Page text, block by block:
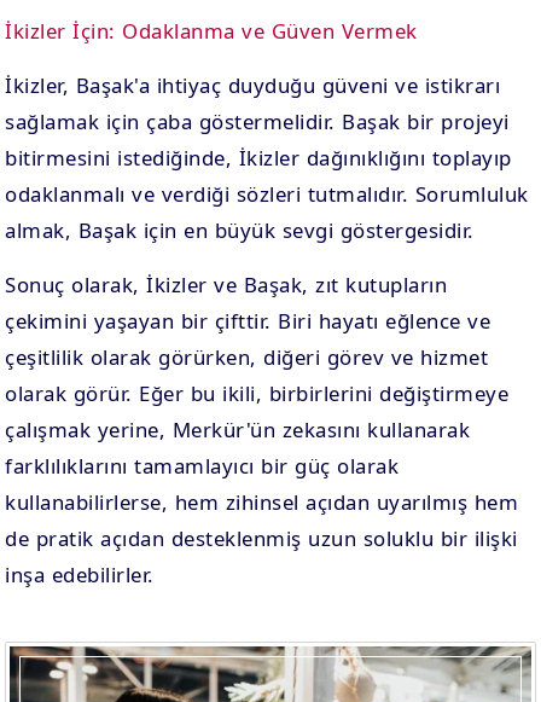
İkizler İçin: Odaklanma ve Güven Vermek
İkizler, Başak'a ihtiyaç duyduğu güveni ve istikrarı
sağlamak için çaba göstermelidir. Başak bir projeyi
bitirmesini istediğinde, İkizler dağınıklığını toplayıp
odaklanmalı ve verdiği sözleri tutmalıdır. Sorumluluk
almak, Başak için en büyük sevgi göstergesidir.
Sonuç olarak, İkizler ve Başak, zıt kutupların
çekimini yaşayan bir çifttir. Biri hayatı eğlence ve
çeşitlilik olarak görürken, diğeri görev ve hizmet
olarak görür. Eğer bu ikili, birbirlerini değiştirmeye
çalışmak yerine, Merkür'ün zekasını kullanarak
farklılıklarını tamamlayıcı bir güç olarak
kullanabilirlerse, hem zihinsel açıdan uyarılmış hem
de pratik açıdan desteklenmiş uzun soluklu bir ilişki
inşa edebilirler.